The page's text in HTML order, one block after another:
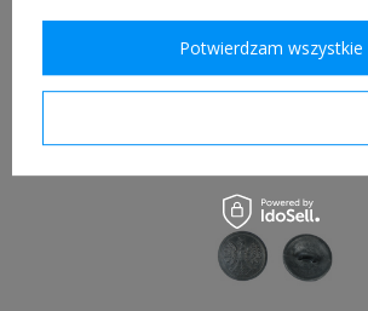
17,00 zł
brutto +ew. koszty wysyłki
Potwierdzam wszystkie